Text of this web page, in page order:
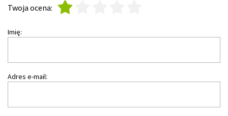
Twoja ocena:
Imię:
Adres e-mail: